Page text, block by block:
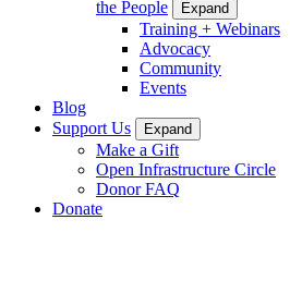
the People
Expand
Training + Webinars
Advocacy
Community
Events
Blog
Support Us
Expand
Make a Gift
Open Infrastructure Circle
Donor FAQ
Donate